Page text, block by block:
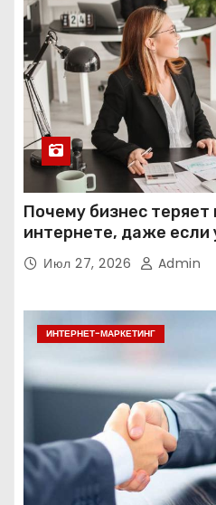
Почему бизнес теряет
интернете, даже если
Июл 27, 2026 Admin
ИНТЕРНЕТ-МАРКЕТИНГ